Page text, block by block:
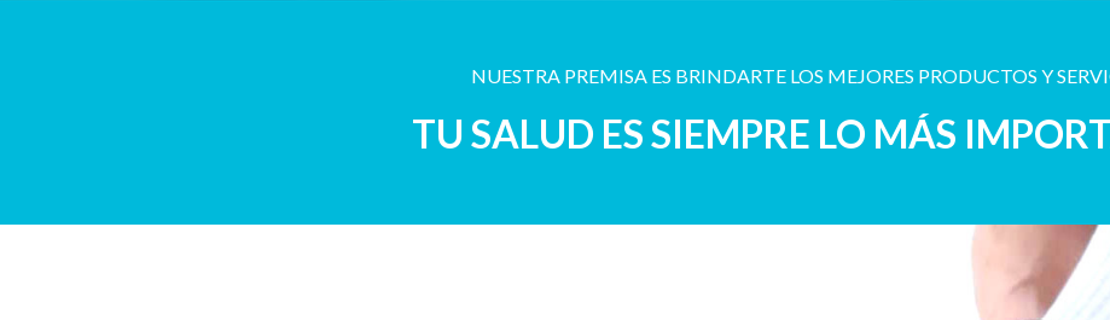
NUESTRA PREMISA ES BRINDARTE LOS MEJORES PRODUCTOS Y
TU SALUD ES SIEMPRE LO MÁS